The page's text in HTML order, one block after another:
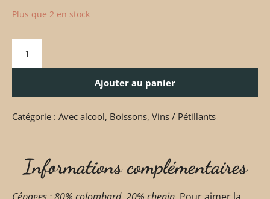
Plus que 2 en stock
Ajouter au panier
Catégorie : Avec alcool, Boissons, Vins / Pétillants
Informations complémentaires